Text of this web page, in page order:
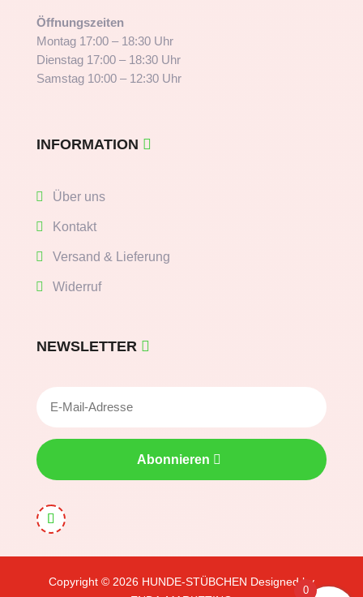
Öffnungszeiten
Montag 17:00 – 18:30 Uhr
Dienstag 17:00 – 18:30 Uhr
Samstag 10:00 – 12:30 Uhr
INFORMATION
Über uns
Kontakt
Versand & Lieferung
Widerruf
NEWSLETTER
Abonnieren
Copyright © 2026 HUNDE-STÜBCHEN Designed by
0